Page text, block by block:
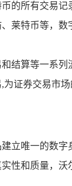
的所有交易
莱特币等，
结算等一系
证券交易市场
立唯一的数
性和质量，